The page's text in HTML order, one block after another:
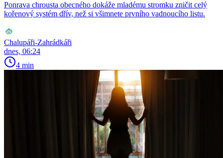
Ponrava chrousta obecného dokáže mladému stromku zničit celý
kořenový systém dřív, než si všimnete prvního vadnoucího listu.
Chalupáři-Zahrádkáři
dnes, 06:24
4 min